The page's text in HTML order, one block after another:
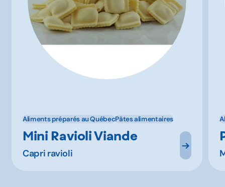
Aliments préparés au QuébecPâtes alimentaires
Mini Ravioli Viande
Capri ravioli